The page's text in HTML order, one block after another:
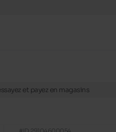
et payez en magasins